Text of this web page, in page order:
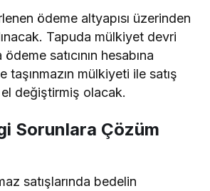
ödeme altyapısı üzerinden
Tapuda mülkiyet devri
satıcının hesabına
taşınmazın mülkiyeti ile satış
değiştirmiş olacak.
Sorunlara Çözüm
satışlarında bedelin